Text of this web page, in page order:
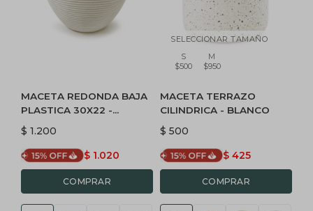
MACETA REDONDA BAJA
PLASTICA 30X22 -
BLANCA
$ 1.200
$ 1.020
SELECCIONAR TAMAÑO
S
$500
M
$950
MACETA TERRAZO
CILINDRICA - BLANCO
$ 500
$ 425